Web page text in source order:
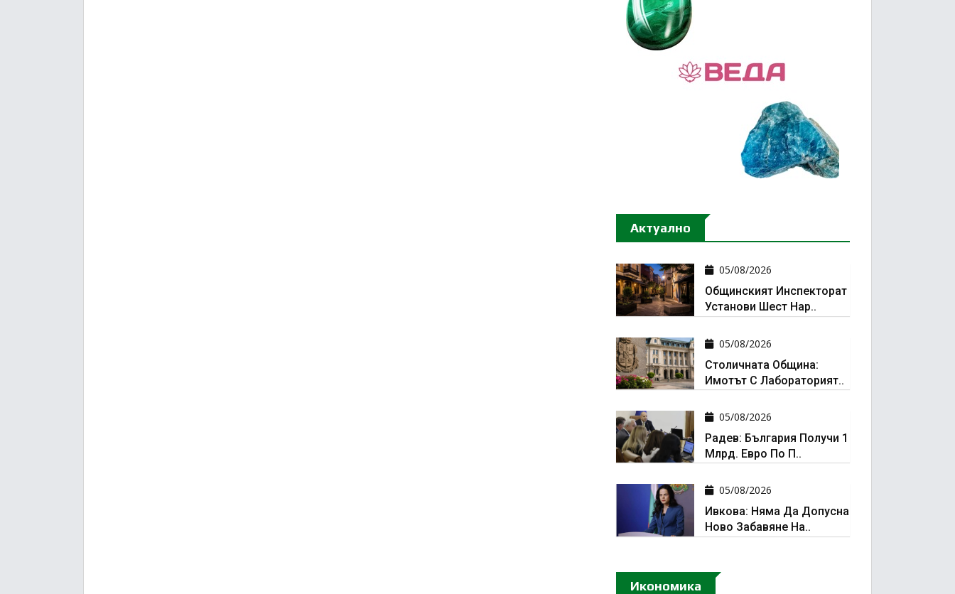
Актуално
05/08/2026
Общинският Инспекторат
Установи Шест Нар..
05/08/2026
Столичната Община:
Имотът С Лабораторият..
05/08/2026
Радев: България Получи 1
Млрд. Евро По П..
05/08/2026
Ивкова: Няма Да Допусна
Ново Забавяне На..
Икономика